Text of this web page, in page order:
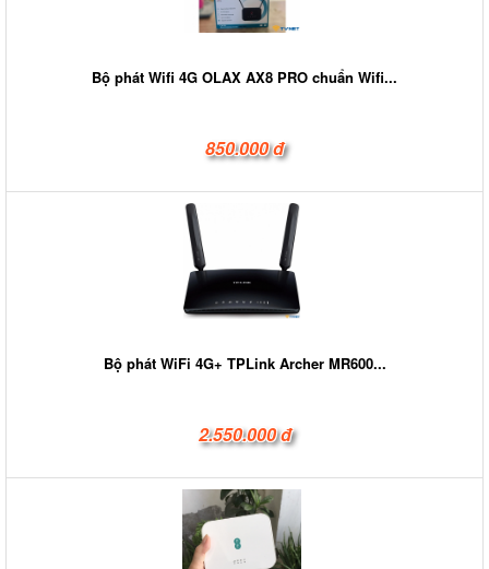
Bộ phát Wifi 4G OLAX AX8 PRO chuẩn Wifi...
850.000 đ
Bộ phát WiFi 4G+ TPLink Archer MR600...
2.550.000 đ